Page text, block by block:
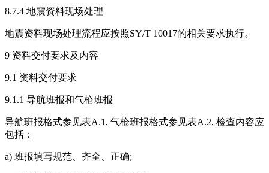
8.7.4 地震资料现场处理
地震资料现场处理流程应按照SY/T 10017的相关要求执行。
9 资料交付要求及内容
9.1 资料交付要求
9.1.1 导航班报和气枪班报
导航班报格式参见表A.1, 气枪班报格式参见表A.2, 检查内容应
包括：
a) 班报填写规范、齐全、正确;